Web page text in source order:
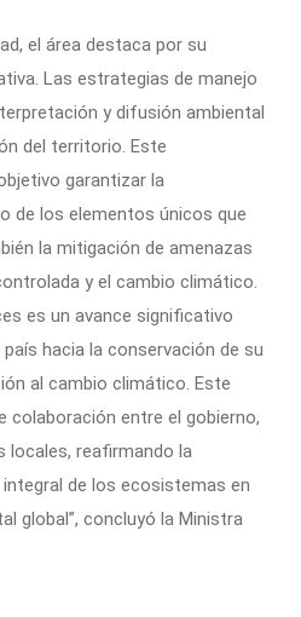
el área destaca por su
Las estrategias de manejo
y difusión ambiental
del territorio. Este
garantizar la
de los elementos únicos que
la mitigación de amenazas
y el cambio climático.
es un avance significativo
hacia la conservación de su
al cambio climático. Este
colaboración entre el gobierno,
locales, reafirmando la
de los ecosistemas en
global”, concluyó la Ministra